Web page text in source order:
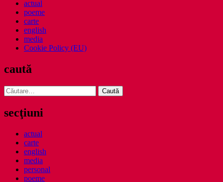
actual
poeme
carte
english
media
Cookie Policy (EU)
caută
Caută
după:
secţiuni
actual
carte
english
media
personal
poeme